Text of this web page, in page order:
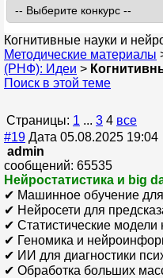
Когнитивные науки и
Методические материалы
(РНФ): Идеи >
Поиск в этой теме
Страницы: 1 ... 3 4 все
#19 Дата 05.08.2025 19:04
admin
сообщений: 65535
Нейростатистика и big
✔ Машинное обучение для
✔ Нейросети для
✔ Статистические модели
✔ Геномика и
✔ ИИ для диагностики
✔ Обработка больших